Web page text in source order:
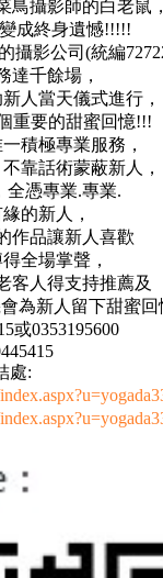
鳥攝影師的白老鼠
成終身遺憾!!!!!
攝影公司(統編
達千餘場，
人當天儀式進行，
重要的甜蜜回憶!!!
積極專業服務，
靠話術蒙蔽新人，
全憑專業.專業.
的新人，
作品讓新人喜歡
全場掌聲，
客人得支持推薦及
為新人留下甜蜜回
或0353195600
處: